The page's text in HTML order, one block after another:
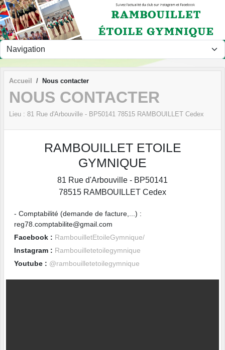
Accueil Nous contacter
NOUS CONTACTER
Lieu : 81 Rue d'Arbouville - BP50141 78515 RAMBOUILLET Cedex
RAMBOUILLET ETOILE
GYMNIQUE
81 Rue d'Arbouville - BP50141
78515 RAMBOUILLET Cedex
- Comptabilité (demande de facture,...) :
reg78.comptabilite@gmail.com
Facebook : RambouilletEtoileGymnique/
Instagram : Rambouilletetoilegymnique
Youtube : @rambouilletetoilegymnique
Panneau de gestion des cookies